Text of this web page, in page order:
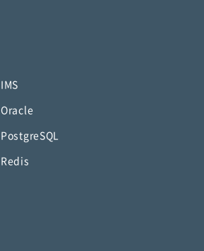
IMS
Oracle
PostgreSQL
Redis